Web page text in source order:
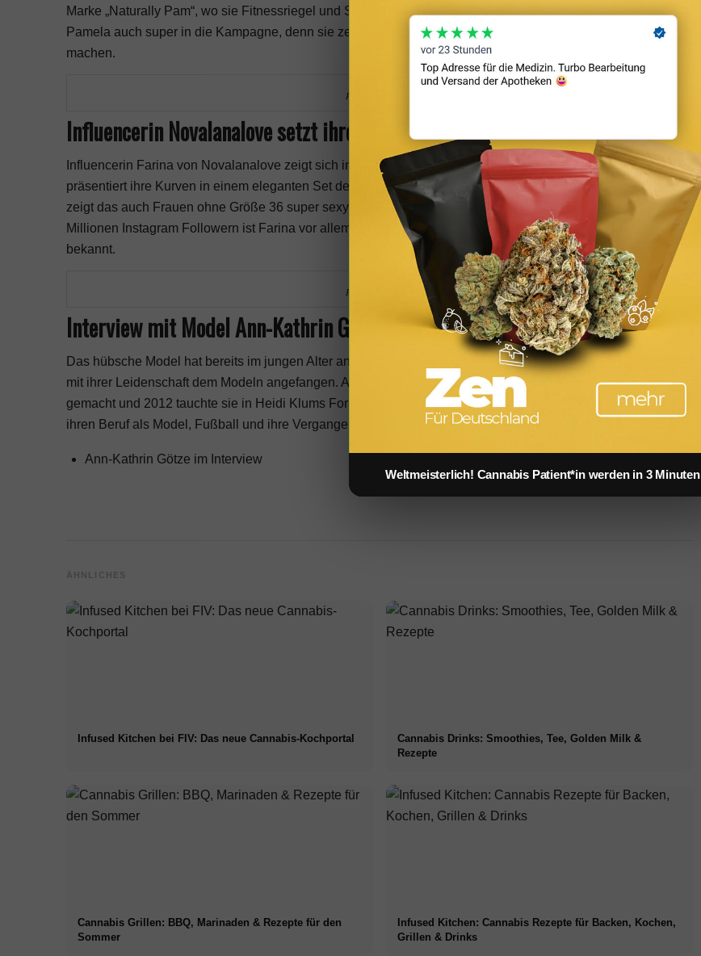
Marke „Naturally Pam“, wo sie Fitnessriegel und Snacks verkauft. Mit ihrem perfekt definierten Körper passt
Pamela auch super in die Kampagne, denn sie zeigt, dass auch sportliche Frauen in Dessous eine tolle Figur
machen.
Photo: Intimissimi
Influencerin Novalanalove setzt ihre weiblichen Kurven in Szene
Influencerin Farina von Novalanalove zeigt sich in der neuen Kampagne von ihrer verführerischen Seite und
präsentiert ihre Kurven in einem eleganten Set der Flower Line. Das Set schmeichelt ihren Kurven perfekt und
zeigt das auch Frauen ohne Größe 36 super sexy und wunderschön in Dessous aussehen. Ihren 1,5
Millionen Instagram Followern ist Farina vor allem mit ihren Make-Up Videos und ihrem Fashion Content
bekannt.
Photo: Intimissimi
Interview mit Model Ann-Kathrin Götze
Das hübsche Model hat bereits im jungen Alter an Schönheitswettbewerben teilgenommen und kurz darauf
mit ihrer Leidenschaft dem Modeln angefangen. Auch im Bereich Musik hat Ann-Kathrin bereits Erfahrung
gemacht und 2012 tauchte sie in Heidi Klums Format „Germanys next Topmodel“ auf. Wir haben mit ihr über
ihren Beruf als Model, Fußball und ihre Vergangenheit gesprochen.
Ann-Kathrin Götze im Interview
ÄHNLICHES
Infused Kitchen bei FIV: Das neue Cannabis-Kochportal
Cannabis Drinks: Smoothies, Tee, Golden Milk &
Rezepte
Cannabis Grillen: BBQ, Marinaden & Rezepte für den
Sommer
Infused Kitchen: Cannabis Rezepte für Backen, Kochen,
Grillen & Drinks
Weltmeisterlich! Cannabis Patient*in werden in 3 Minuten